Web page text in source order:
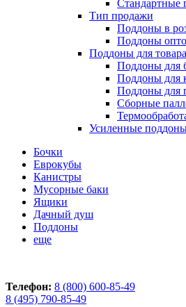
Стандартные
Тип продажи
Поддоны в
Поддоны
Поддоны для товара
Поддоны для
Поддоны для
Поддоны для
Сборные
Усиленные
Бочки
Еврокубы
Канистры
Мусорные баки
Ящики
Дачный душ
Поддоны
еще
Телефон: 8 (800) 600-85-49
8 (495) 790-85-49